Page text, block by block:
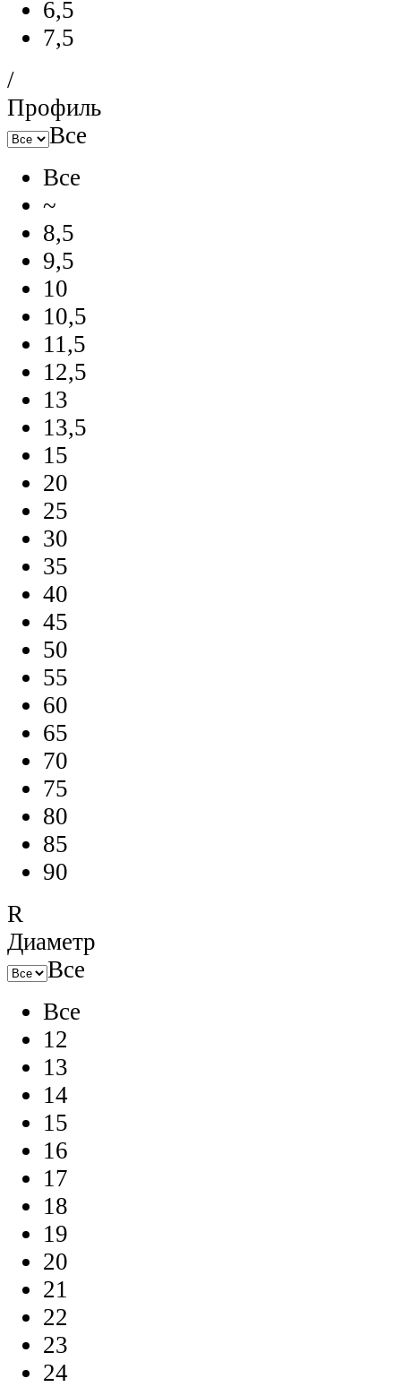
6,5
7,5
/
Профиль
Все
Все
~
8,5
9,5
10
10,5
11,5
12,5
13
13,5
15
20
25
30
35
40
45
50
55
60
65
70
75
80
85
90
R
Диаметр
Все
Все
12
13
14
15
16
17
18
19
20
21
22
23
24